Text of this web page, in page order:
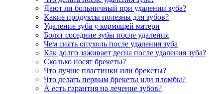
Дают ли больничный при удалении зуба?
Какие продукты полезны для зубов?
Удаление зуба у кормящей матери
Болят соседние зубы после удаления
Чем снять опухоль после удаления зуба
Как долго заживает десна после удаления зуба?
Сколько носят брекеты?
Что лучше пластинки или брекеты?
Что делать первым брекеты или пломбы?
А есть гарантия на лечение зубов?